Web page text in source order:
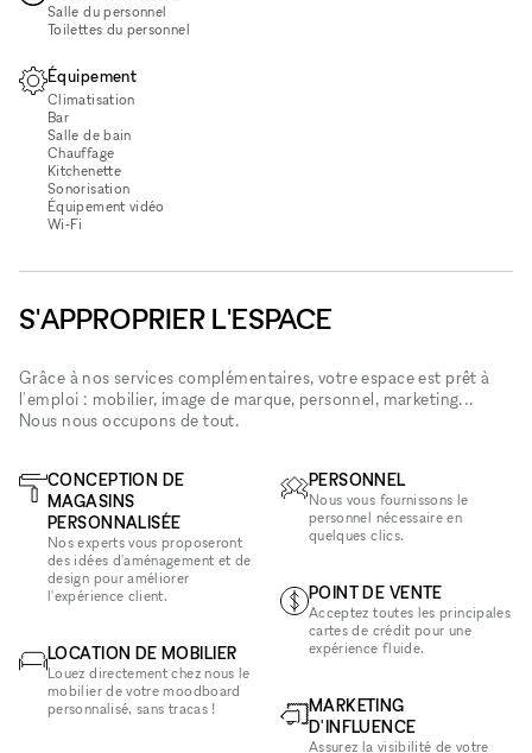
Salle du personnel
Toilettes du personnel
Équipement
Climatisation
Bar
Salle de bain
Chauffage
Kitchenette
Sonorisation
Équipement vidéo
Wi‑Fi
S'APPROPRIER L'ESPACE
Grâce à nos services complémentaires, votre espace est prêt à
l'emploi : mobilier, image de marque, personnel, marketing...
Nous nous occupons de tout.
CONCEPTION DE
MAGASINS
PERSONNALISÉE
Nos experts vous proposeront
des idées d'aménagement et de
design pour améliorer
l'expérience client.
LOCATION DE MOBILIER
Louez directement chez nous le
mobilier de votre moodboard
personnalisé, sans tracas !
PERSONNEL
Nous vous fournissons le
personnel nécessaire en
quelques clics.
POINT DE VENTE
Acceptez toutes les principales
cartes de crédit pour une
expérience fluide.
MARKETING
D'INFLUENCE
Assurez la visibilité de votre